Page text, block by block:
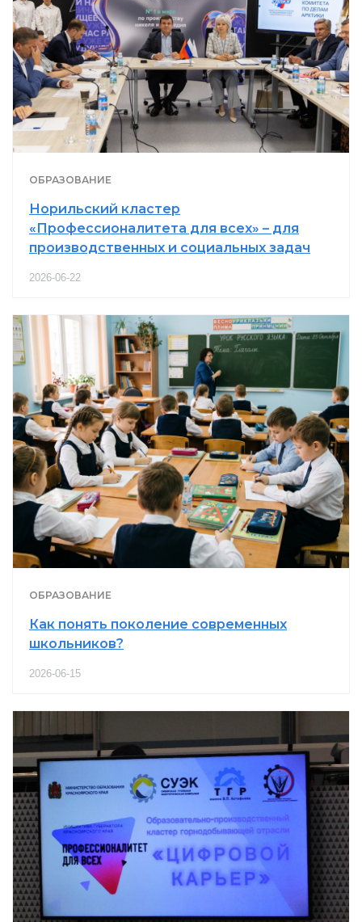
ОБРАЗОВАНИЕ
Норильский кластер
«Профессионалитета для всех» – для
производственных и социальных задач
2026-06-22
ОБРАЗОВАНИЕ
Как понять поколение современных
школьников?
2026-06-15